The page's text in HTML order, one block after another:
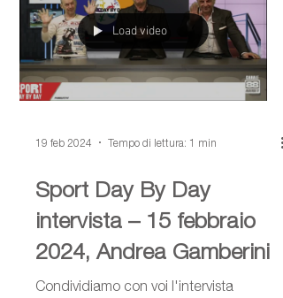
Load video
19 feb 2024 Tempo di lettura: 1 min
Sport Day By Day
intervista – 15 febbraio
2024, Andrea Gamberini
Condividiamo con voi l'intervista